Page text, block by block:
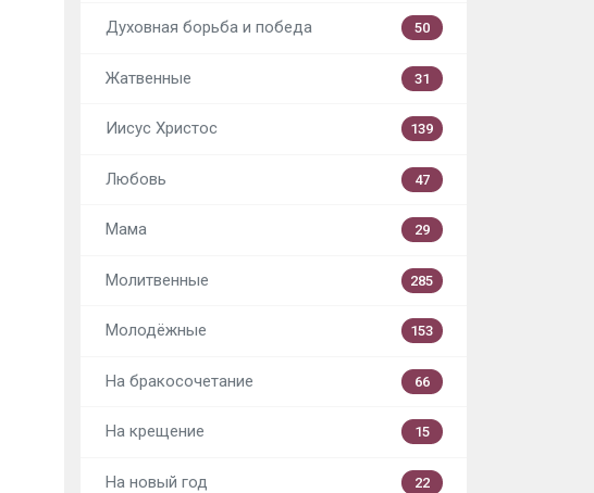
Духовная борьба и победа 50
Жатвенные 31
Иисус Христос 139
Любовь 47
Мама 29
Молитвенные 285
Молодёжные 153
На бракосочетание 66
На крещение 15
На новый год 22